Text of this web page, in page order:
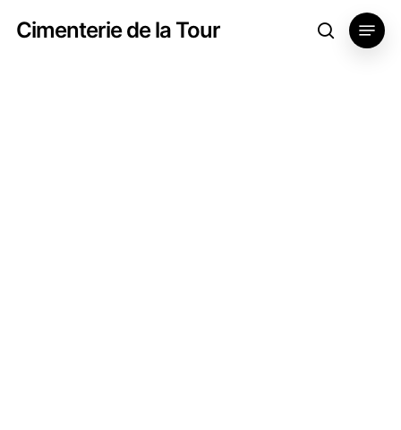
Cimenterie de la Tour search
Menu